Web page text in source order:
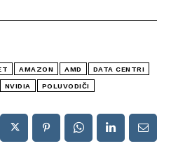
AMAZON AMD DATA CENTRI
NVIDIA POLUVODIČI